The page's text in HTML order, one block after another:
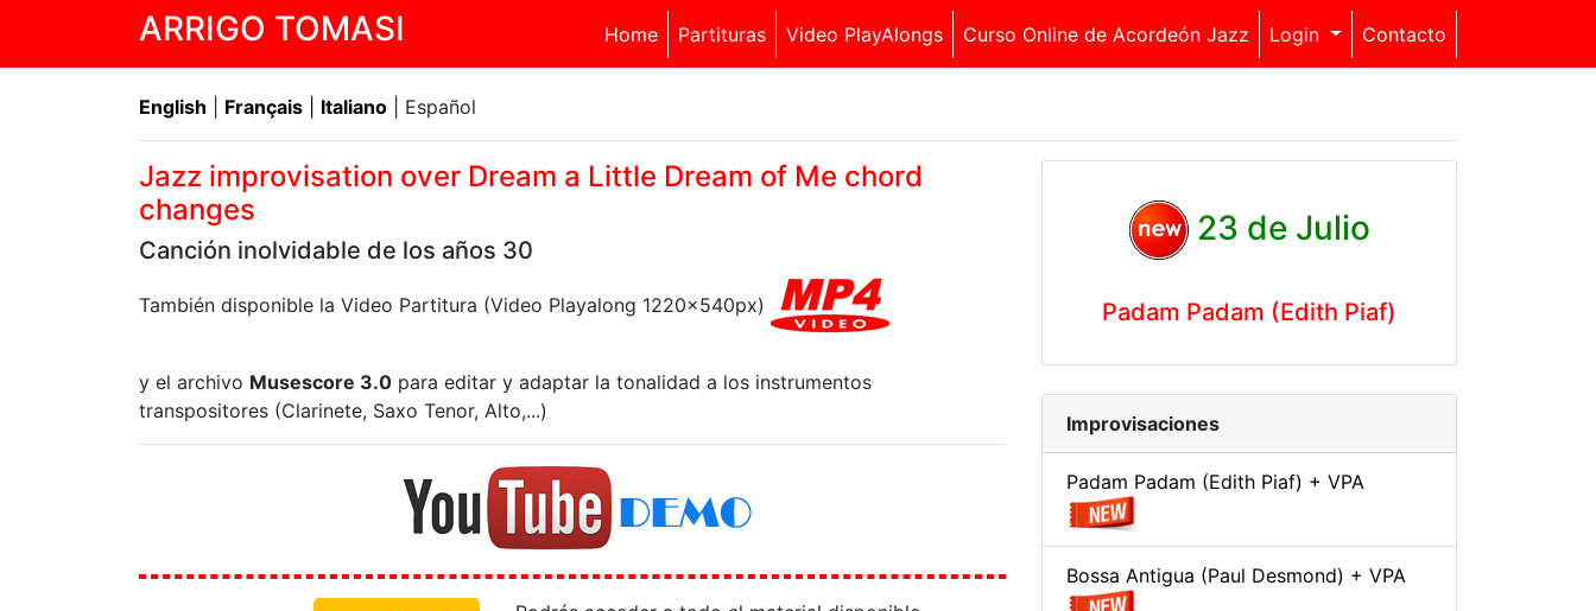
ARRIGO TOMASI Home Partituras Video PlayAlongs Curso Online de Acordeón Jazz Login Contacto
English Français Italiano | Español
Jazz improvisation over Dream a Little Dream of Me chord
changes
Canción inolvidable de los años 30
También disponible la Video Partitura (Video Playalong 1220x540px)
y el archivo Musescore 3.0 para editar y adaptar la tonalidad a los instrumentos
transpositores (Clarinete, Saxo Tenor, Alto,...)
23 de Julio
Padam Padam (Edith Piaf)
Improvisaciones
Padam Padam (Edith Piaf) + VPA
Bossa Antigua (Paul Desmond) + VPA